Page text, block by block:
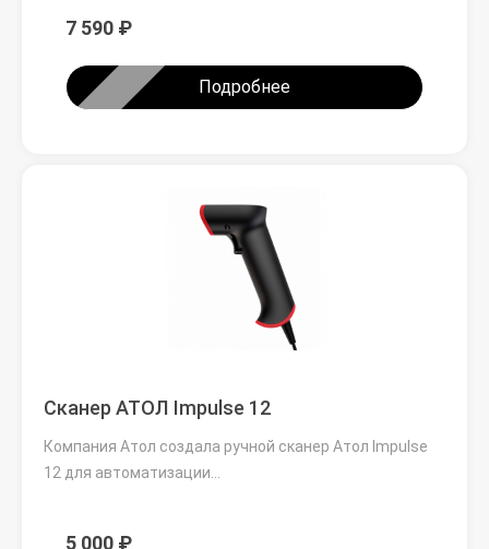
7 590 ₽
Подробнее
Сканер АТОЛ Impulse 12
Компания Атол создала ручной сканер Атол Impulse
12 для автоматизации…
5 000 ₽